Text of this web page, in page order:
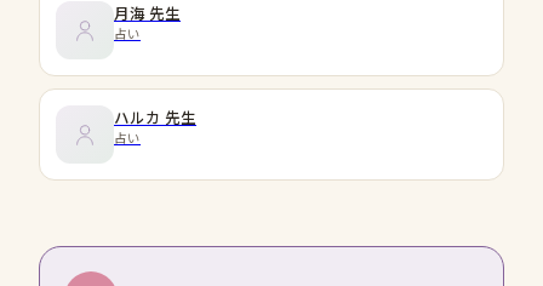
月海 先生
占い
ハルカ 先生
占い